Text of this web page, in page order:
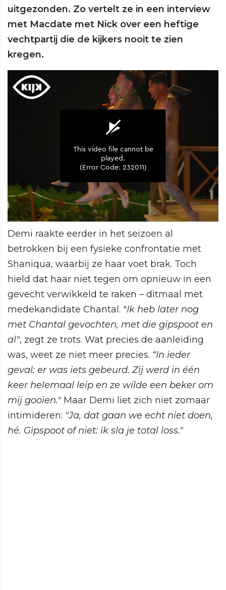
uitgezonden. Zo vertelt ze in een interview
met Macdate met Nick over een heftige
vechtpartij die de kijkers nooit te zien
kregen.
Demi raakte eerder in het seizoen al
betrokken bij een fysieke confrontatie met
Shaniqua, waarbij ze haar voet brak. Toch
hield dat haar niet tegen om opnieuw in een
gevecht verwikkeld te raken – ditmaal met
medekandidate Chantal. "Ik heb later nog
met Chantal gevochten, met die gipspoot en
al", zegt ze trots. Wat precies de aanleiding
was, weet ze niet meer precies. “In ieder
geval: er was iets gebeurd. Zij werd in één
keer helemaal leip en ze wilde een beker om
mij gooien." Maar Demi liet zich niet zomaar
intimideren: "Ja, dat gaan we echt niet doen,
hé. Gipspoot of niet: ik sla je total loss."